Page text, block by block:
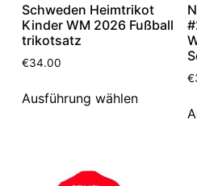
Schweden Heimtrikot
Kinder WM 2026 Fußball
trikotsatz
€34.00
Ausführung wählen
€